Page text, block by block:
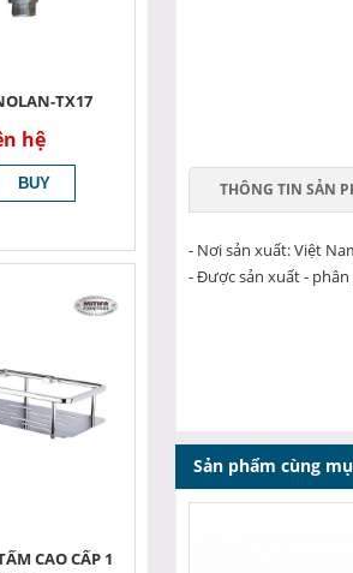
THÔNG TIN SẢN
- Nơi sản xuất: Việt
- Được sản xuất -
Sản phẩm cùng
TX17
hệ
CAO CẤP 1